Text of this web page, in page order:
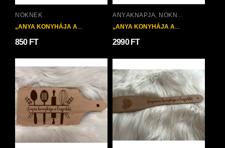
NŐKNEK
„ANYA KONYHÁJA A
LEGJOBB” FAKANÁL
850 FT
ANYÁKNAPJA, NŐKNEK
„ANYA KONYHÁJA A
LEGJOBB”
2990 FT